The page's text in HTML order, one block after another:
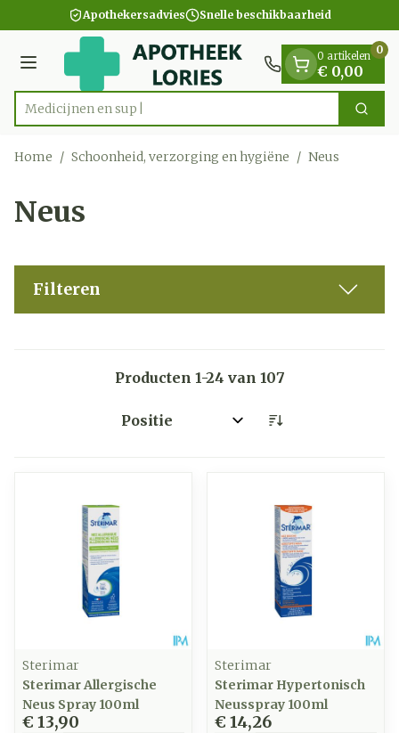
Ga naar de inhoudApothekersadvies Snelle beschikbaarheid
Menu
Product, merk, categorie... Zoek
0 artikelen
€ 0,00
0
Home / Schoonheid, verzorging en hygiëne / Neus
Neus
Filteren
Producten 1-24 van 107
Sorteer op:
Sterimar
Sterimar Allergische
Neus Spray 100ml
€ 13,90
Sterimar
Sterimar Hypertonisch
Neusspray 100ml
€ 14,26